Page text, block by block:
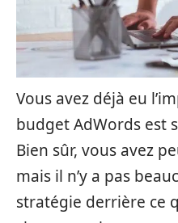
Vous avez déjà eu
budget AdWords est
Bien sûr, vous avez
mais il n’y a pas
stratégie derrière ce